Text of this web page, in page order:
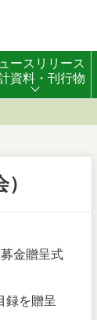
ースリリース
資料・刊行物
金贈呈式
録を贈呈